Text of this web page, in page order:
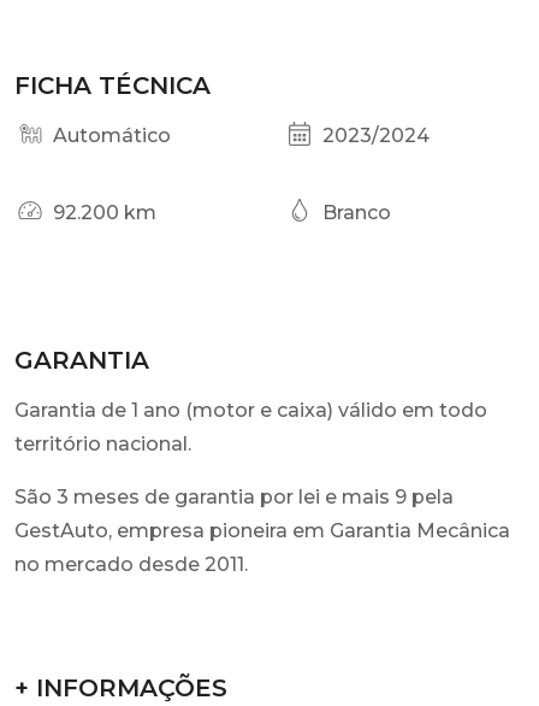
FICHA TÉCNICA
Automático 2023/2024
92.200 km Branco
GARANTIA
Garantia de 1 ano (motor e caixa) válido em todo
território nacional.
São 3 meses de garantia por lei e mais 9 pela
GestAuto, empresa pioneira em Garantia Mecânica
no mercado desde 2011.
+ INFORMAÇÕES